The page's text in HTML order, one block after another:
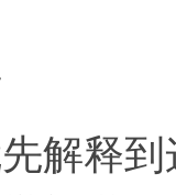
解释到